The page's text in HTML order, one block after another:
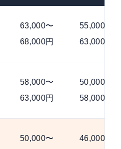
63,000〜
68,000円
55,000〜
63,000円
58,000〜
63,000円
50,000〜
58,000円
50,000〜
46,000〜